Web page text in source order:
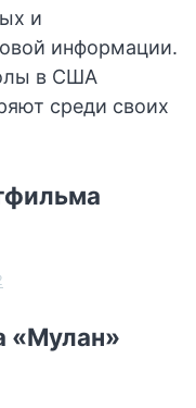
и
информации.
в США
среди своих
«Мулан»